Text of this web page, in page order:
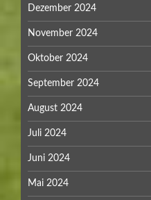
Dezember 2024
November 2024
Oktober 2024
September 2024
August 2024
Juli 2024
Juni 2024
Mai 2024